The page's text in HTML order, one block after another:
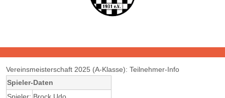
Vereinsmeisterschaft 2025 (A-Klasse): Teilnehmer-Info
Spieler-Daten